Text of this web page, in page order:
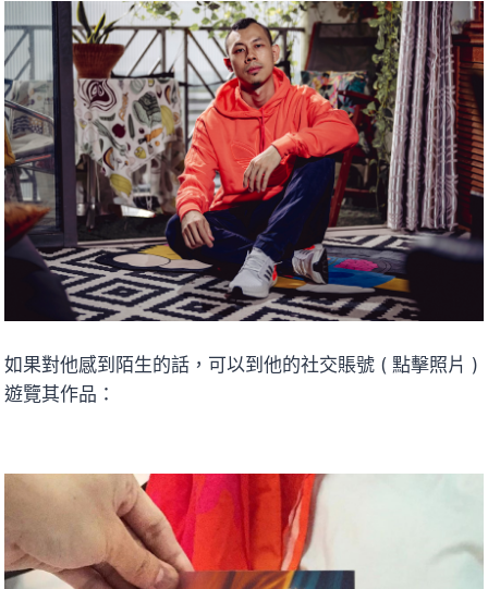
如果對他感到陌生的話，可以到他的社交賬號 ( 點擊照片 )
遊覽其作品：